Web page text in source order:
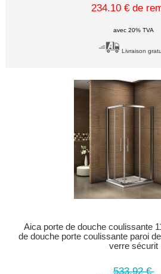
234.10 € de
avec 20% TVA
Livraison
Aica porte de douche coulissante
de douche porte coulissante paroi
verre sécurit
533.92 €